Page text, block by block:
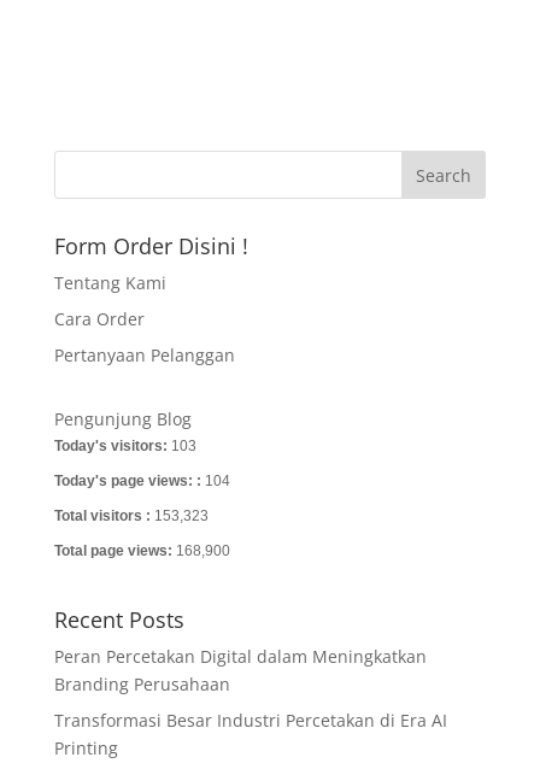
Form Order Disini !
Tentang Kami
Cara Order
Pertanyaan Pelanggan
Pengunjung Blog
Today's visitors: 103
Today's page views: : 104
Total visitors : 153,323
Total page views: 168,900
Recent Posts
Peran Percetakan Digital dalam Meningkatkan
Branding Perusahaan
Transformasi Besar Industri Percetakan di Era AI
Printing